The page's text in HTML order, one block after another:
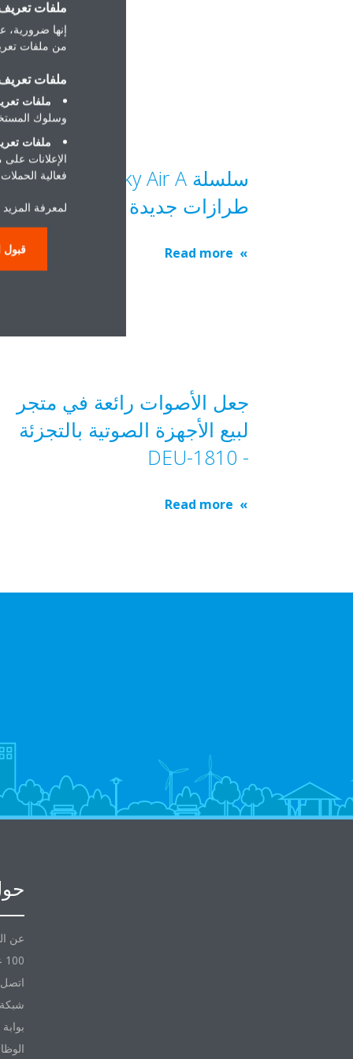
طرازات جديدة رائدة قادمة
Read more
جعل الأصوات رائعة في متجر
لبيع الأجهزة الصوتية بالتجزئة
- DEU-1810
Read more
عن
100 عام مع Daikin
اتصل
شبكة
ملفات تعريف
إنها ضرورية،
من ملفات
ملفات تعريف
ملفات
وسلوك
ملفات
الإعلانات
فعالية الحملات
لمعرفة
قبول